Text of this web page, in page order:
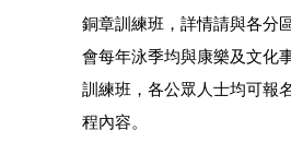
銅章訓練班，詳情請與各分
會每年泳季均與康樂及文化
訓練班，各公眾人士均可報
程內容。